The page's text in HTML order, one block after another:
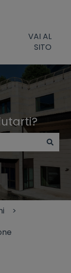
VAI AL
SITO
il campo